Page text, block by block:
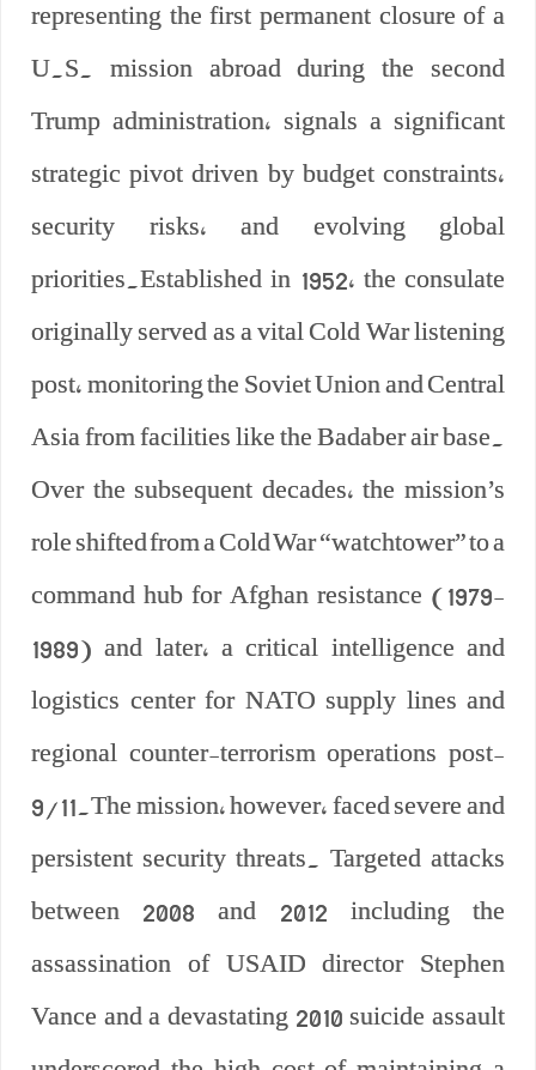
representing the first permanent closure of a
U.S. mission abroad during the second
Trump administration, signals a significant
strategic pivot driven by budget constraints,
security risks, and evolving global
priorities.Established in 1952, the consulate
originally served as a vital Cold War listening
post, monitoring the Soviet Union and Central
Asia from facilities like the Badaber air base.
Over the subsequent decades, the mission’s
role shifted from a Cold War “watchtower” to a
command hub for Afghan resistance (1979-
1989) and later, a critical intelligence and
logistics center for NATO supply lines and
regional counter-terrorism operations post-
9/11.The mission, however, faced severe and
persistent security threats. Targeted attacks
between 2008 and 2012 including the
assassination of USAID director Stephen
Vance and a devastating 2010 suicide assault